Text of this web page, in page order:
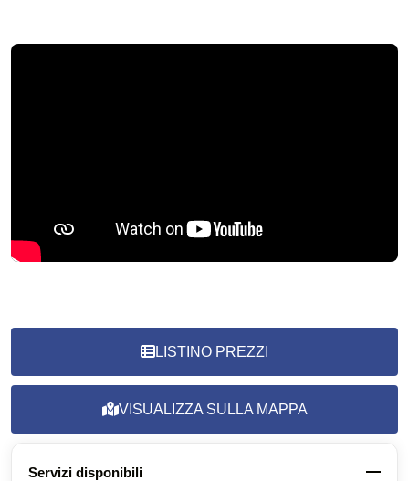
LISTINO PREZZI
VISUALIZZA SULLA MAPPA
Servizi disponibili